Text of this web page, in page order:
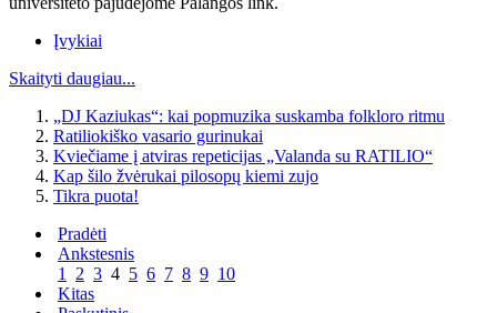
Įvykiai
Skaityti daugiau...
„DJ Kaziukas“: kai popmuzika suskamba folkloro ritmu
Ratiliokiško vasario gurinukai
Kviečiame į atviras repeticijas „Valanda su RATILIO“
Kap šilo žvėrukai pilosopų kiemi zujo
Tikra puota!
Pradėti
Ankstesnis
1 2 3 4 5 6 7 8 9 10
Kitas